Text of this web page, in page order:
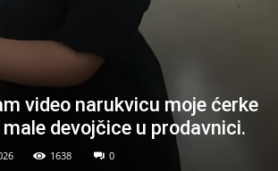
video narukvicu moje ćerke
devojčice u prodavnici.
1638 0